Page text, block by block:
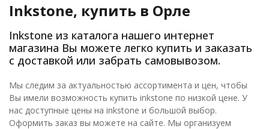
Inkstone, купить в Орле
Inkstone из каталога нашего интернет
магазина Вы можете легко купить и заказать
с доставкой или забрать самовывозом.
Мы следим за актуальностью ассортимента и цен, чтобы
Вы имели возможность купить inkstone по низкой цене. У
нас доступные цены на inkstone и большой выбор.
Оформить заказ вы можете на сайте. Мы организуем